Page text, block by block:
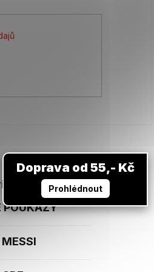
POUKAZY
Doprava od 55,- Kč
Prohlédnout